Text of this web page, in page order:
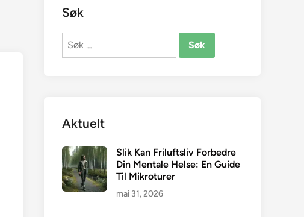
Søk
Søk
Aktuelt
Slik Kan Friluftsliv Forbedre
Din Mentale Helse: En Guide
Til Mikroturer
mai 31, 2026